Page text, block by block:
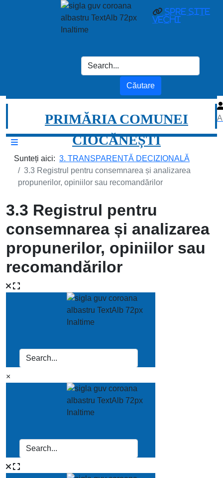
Spre site
vechi
PRIMĂRIA COMUNEI
CIOCĂNEȘTI
Sunteți aici: 3. TRANSPARENȚĂ DECIZIONALĂ
3.3 Registrul pentru consemnarea și analizarea
propunerilor, opiniilor sau recomandărilor
3.3 Registrul pentru
consemnarea și analizarea
propunerilor, opiniilor sau
recomandărilor
×